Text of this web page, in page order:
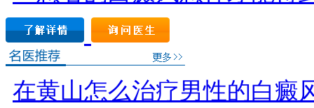
在黄山怎么治疗男性的白癜